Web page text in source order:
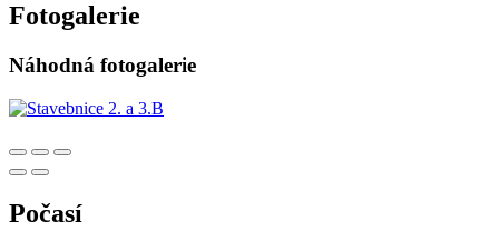
Fotogalerie
Náhodná fotogalerie
Počasí